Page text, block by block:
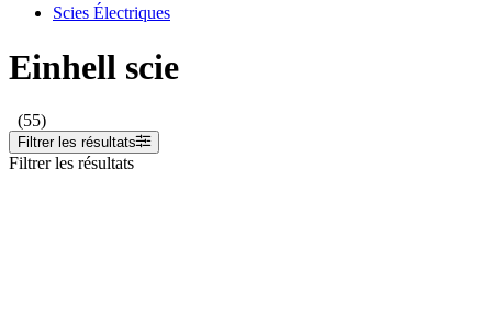
Scies Électriques
Einhell scie
(55)
Filtrer les résultats
Filtrer les résultats